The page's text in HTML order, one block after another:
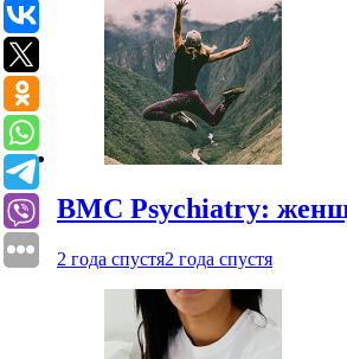
BMC Psychiatry:
2 года спустя2 года спустя